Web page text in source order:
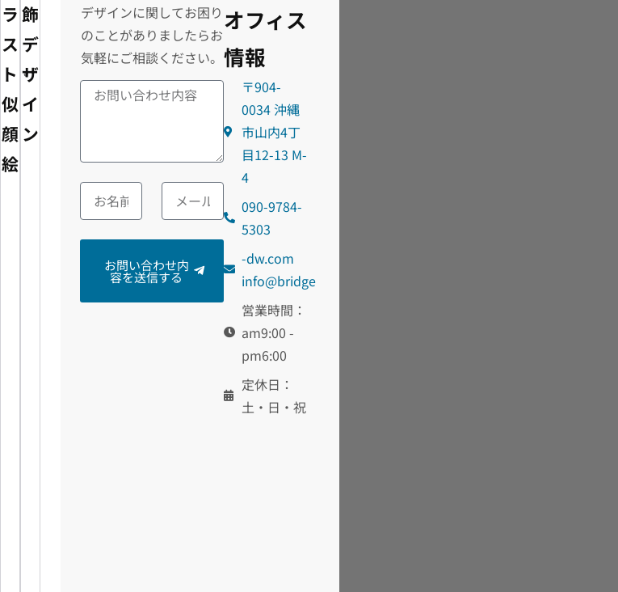
ラ
ス
ト・
似
顔
絵
飾
デ
ザ
イ
ン
デザインに関してお困り
のことがありましたらお
気軽にご相談ください。
お問い合わせ内
容を送信する
オフィス
情報
〒904-
0034 沖縄
市山内4丁
目12-13 M-
4
090-9784-
5303
moc.wd-
egdirb
@ofni
営業時間：
am9:00 -
pm6:00
定休日：
土・日・祝